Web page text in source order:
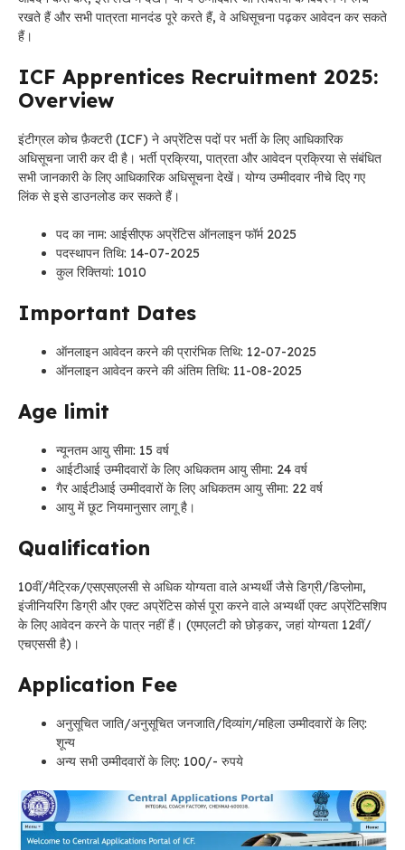
रखते हैं और सभी पात्रता मानदंड पूरे करते हैं, वे अधिसूचना पढ़कर आवेदन कर सकते
हैं।
ICF Apprentices Recruitment 2025:
Overview
इंटीग्रल कोच फ़ैक्टरी (ICF) ने अप्रेंटिस पदों पर भर्ती के लिए आधिकारिक
अधिसूचना जारी कर दी है। भर्ती प्रक्रिया, पात्रता और आवेदन प्रक्रिया से संबंधित
सभी जानकारी के लिए आधिकारिक अधिसूचना देखें। योग्य उम्मीदवार नीचे दिए गए
लिंक से इसे डाउनलोड कर सकते हैं।
पद का नाम: आईसीएफ अप्रेंटिस ऑनलाइन फॉर्म 2025
पदस्थापन तिथि: 14-07-2025
कुल रिक्तियां: 1010
Important Dates
ऑनलाइन आवेदन करने की प्रारंभिक तिथि: 12-07-2025
ऑनलाइन आवेदन करने की अंतिम तिथि: 11-08-2025
Age limit
न्यूनतम आयु सीमा: 15 वर्ष
आईटीआई उम्मीदवारों के लिए अधिकतम आयु सीमा: 24 वर्ष
गैर आईटीआई उम्मीदवारों के लिए अधिकतम आयु सीमा: 22 वर्ष
आयु में छूट नियमानुसार लागू है।
Qualification
10वीं/मैट्रिक/एसएसएलसी से अधिक योग्यता वाले अभ्यर्थी जैसे डिग्री/डिप्लोमा,
इंजीनियरिंग डिग्री और एक्ट अप्रेंटिस कोर्स पूरा करने वाले अभ्यर्थी एक्ट अप्रेंटिसशिप
के लिए आवेदन करने के पात्र नहीं हैं। (एमएलटी को छोड़कर, जहां योग्यता 12वीं/
एचएससी है)।
Application Fee
अनुसूचित जाति/अनुसूचित जनजाति/दिव्यांग/महिला उम्मीदवारों के लिए:
शून्य
अन्य सभी उम्मीदवारों के लिए: 100/- रुपये